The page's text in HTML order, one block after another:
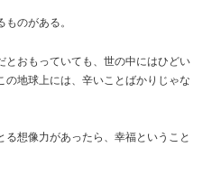
のがある。
とおもっていても、世の中にはひどい
地球上には、辛いことばかりじゃな
想像力があったら、幸福ということ